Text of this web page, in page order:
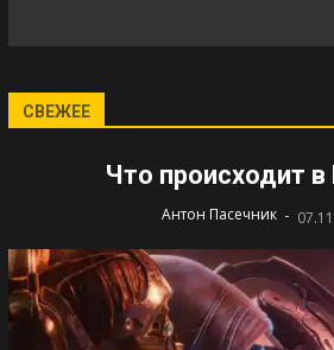
СВЕЖЕЕ
Что происходит в
Антон Пасечник -